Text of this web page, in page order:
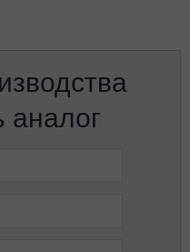
аналог